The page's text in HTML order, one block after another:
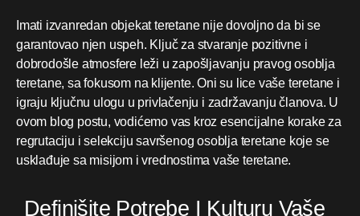
Imati izvanredan objekat teretane nije dovoljno da bi se
garantovao njen uspeh. Ključ za stvaranje pozitivne i
dobrodošle atmosfere leži u zapošljavanju pravog osoblja
teretane, sa fokusom na klijente. Oni su lice vaše teretane i
igraju ključnu ulogu u privlačenju i zadržavanju članova. U
ovom blog postu, vodićemo vas kroz esencijalne korake za
regrutaciju i selekciju savršenog osoblja teretane koje se
usklađuje sa misijom i vrednostima vaše teretane.
Definišite Potrebe I Kulturu Vaše